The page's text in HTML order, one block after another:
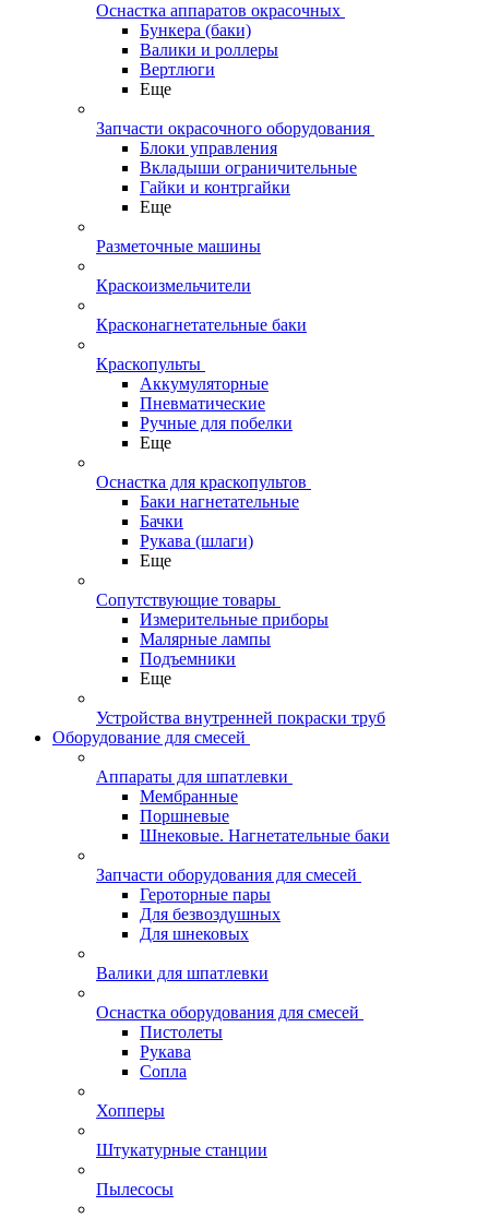
Оснастка аппаратов окрасочных
Бункера (баки)
Валики и роллеры
Вертлюги
Еще
Запчасти окрасочного оборудования
Блоки управления
Вкладыши ограничительные
Гайки и контргайки
Еще
Разметочные машины
Краскоизмельчители
Красконагнетательные баки
Краскопульты
Аккумуляторные
Пневматические
Ручные для побелки
Еще
Оснастка для краскопультов
Баки нагнетательные
Бачки
Рукава (шлаги)
Еще
Сопутствующие товары
Измерительные приборы
Малярные лампы
Подъемники
Еще
Устройства внутренней покраски труб
Оборудование для смесей
Аппараты для шпатлевки
Мембранные
Поршневые
Шнековые. Нагнетательные баки
Запчасти оборудования для смесей
Героторные пары
Для безвоздушных
Для шнековых
Валики для шпатлевки
Оснастка оборудования для смесей
Пистолеты
Рукава
Сопла
Хопперы
Штукатурные станции
Пылесосы